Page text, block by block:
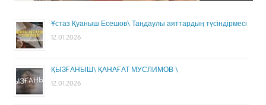
Ұстаз Қуаныш Есешов\ Таңдаулы аяттардың түсіндірмесі
12.01.2026
ҚЫЗҒАНЫШ\ ҚАНАҒАТ МУСЛИМОВ \
12.01.2026